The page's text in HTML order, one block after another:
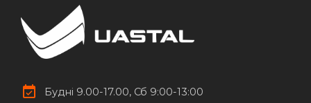
Будні 9.00-17.00, Сб 9:00-13:00